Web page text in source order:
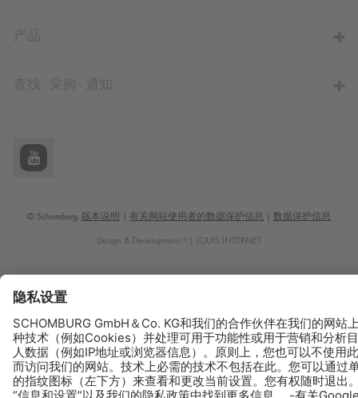
© Schomburg. 版本说明 有关网站使用者的数据保护信息 数据保护信息
Design & Development +| LOUIS INTERNET